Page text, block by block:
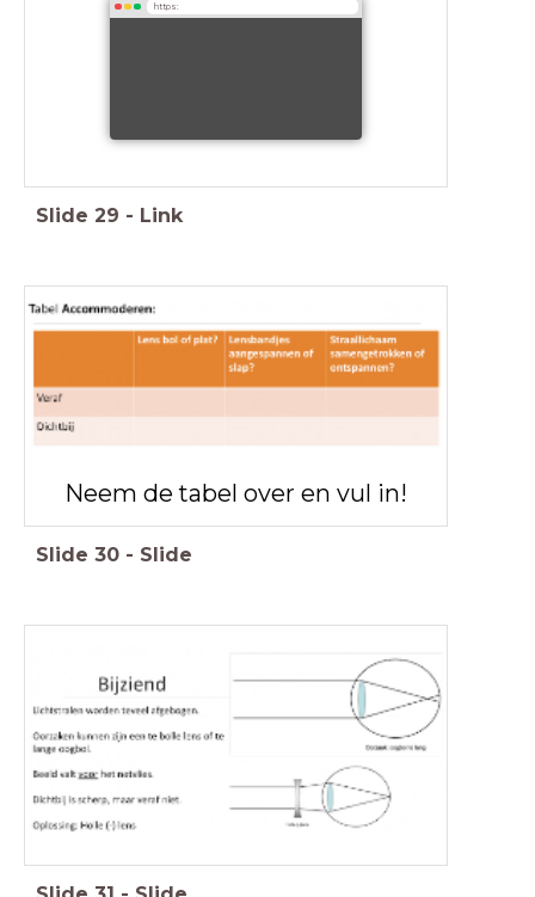
https:
Slide 29 - Link
Neem de tabel over en vul in!
Slide 30 - Slide